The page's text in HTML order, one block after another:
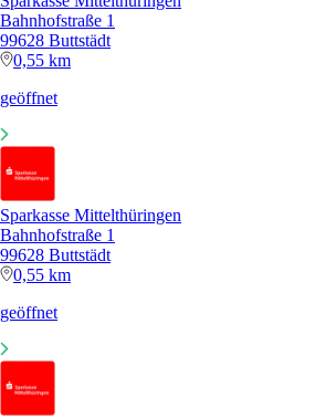
Bahnhofstraße 1
99628 Buttstädt
0,55 km
geöffnet
Sparkasse Mittelthüringen
Bahnhofstraße 1
99628 Buttstädt
0,55 km
geöffnet